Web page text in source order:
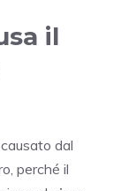
il
dal
perché il